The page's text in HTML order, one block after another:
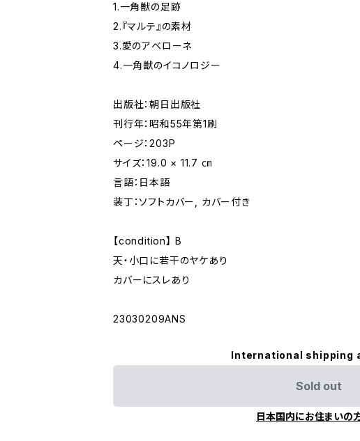
1.一角獣の足跡
2.『マルテ』の素材
3.愛のアベローネ
4.一角獣のイコノロジー
出版社：朝日出版社
刊行年：昭和55年第1刷
ページ：203P
サイズ：19.0 × 11.7 ㎝
言語：日本語
装丁：ソフトカバー, カバー付き
【condition】 B
天・小口に若干のヤケあり
カバーにスレあり
23030209ANS
International shipping
Sold out
日本国内にお住まいの